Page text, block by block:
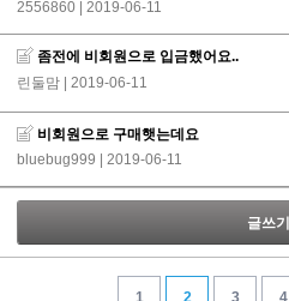
2556860
| 2019-06-11
좀전에 비회원으로 입금했어요..
린둘맘
| 2019-06-11
비회원으로 구매햇는데요
bluebug999
| 2019-06-11
글쓰기
1 2 3 4